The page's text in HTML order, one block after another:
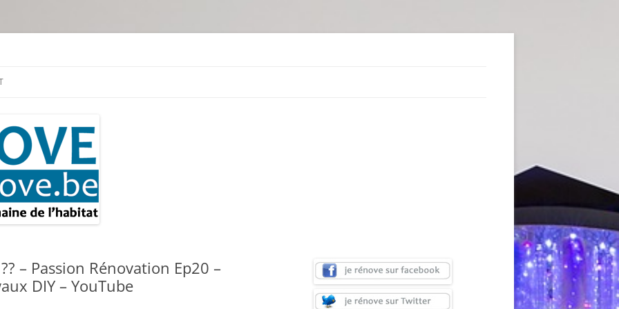
– Passion Rénovation Ep20 –
DIY – YouTube